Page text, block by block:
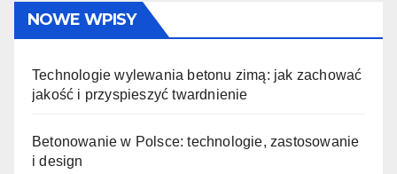
NOWE WPISY
Technologie wylewania betonu zimą: jak zachować
jakość i przyspieszyć twardnienie
Betonowanie w Polsce: technologie, zastosowanie
i design